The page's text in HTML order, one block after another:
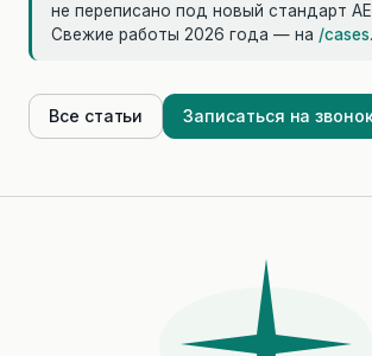
не переписано под новый стандарт
Свежие работы 2026 года — на /cases.
Все статьи Записаться на